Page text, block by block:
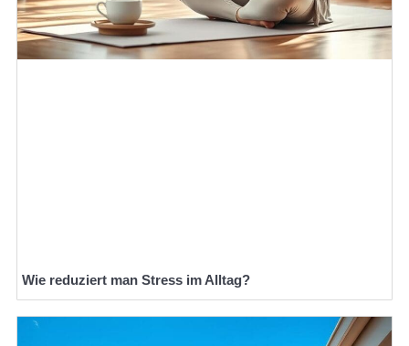
Wie reduziert man Stress im Alltag?